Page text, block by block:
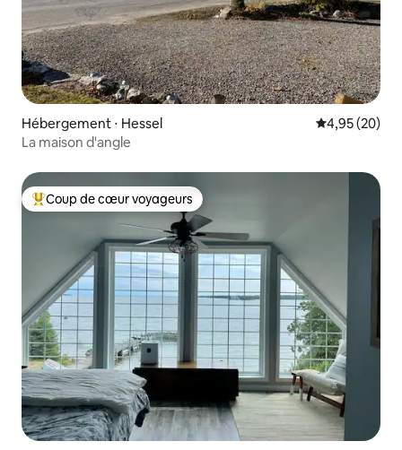
Hébergement ⋅ Hessel Évaluation
4,95 (20)
La maison d'angle
Coups de cœur voyageurs les plus appréciés
Coup de cœur voyageurs